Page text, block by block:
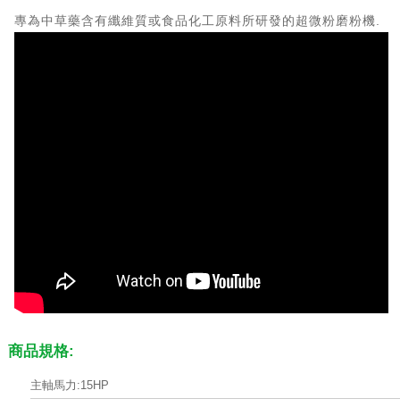
專為中草藥含有纖維質或食品化工原料所研發的超微粉磨粉機.
商品規格:
主軸馬力:15HP